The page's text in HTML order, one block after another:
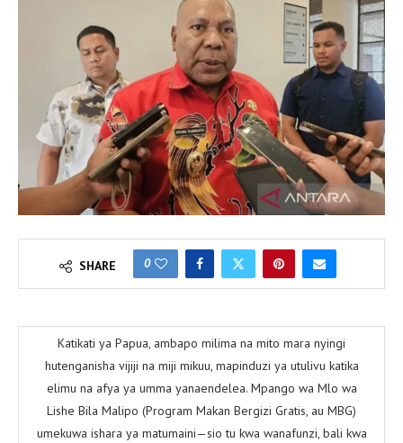
SHARE 0
Katikati ya Papua, ambapo milima na mito mara nyingi
hutenganisha vijiji na miji mikuu, mapinduzi ya utulivu katika
elimu na afya ya umma yanaendelea. Mpango wa Mlo wa
Lishe Bila Malipo (Program Makan Bergizi Gratis, au MBG)
umekuwa ishara ya matumaini—sio tu kwa wanafunzi, bali kwa